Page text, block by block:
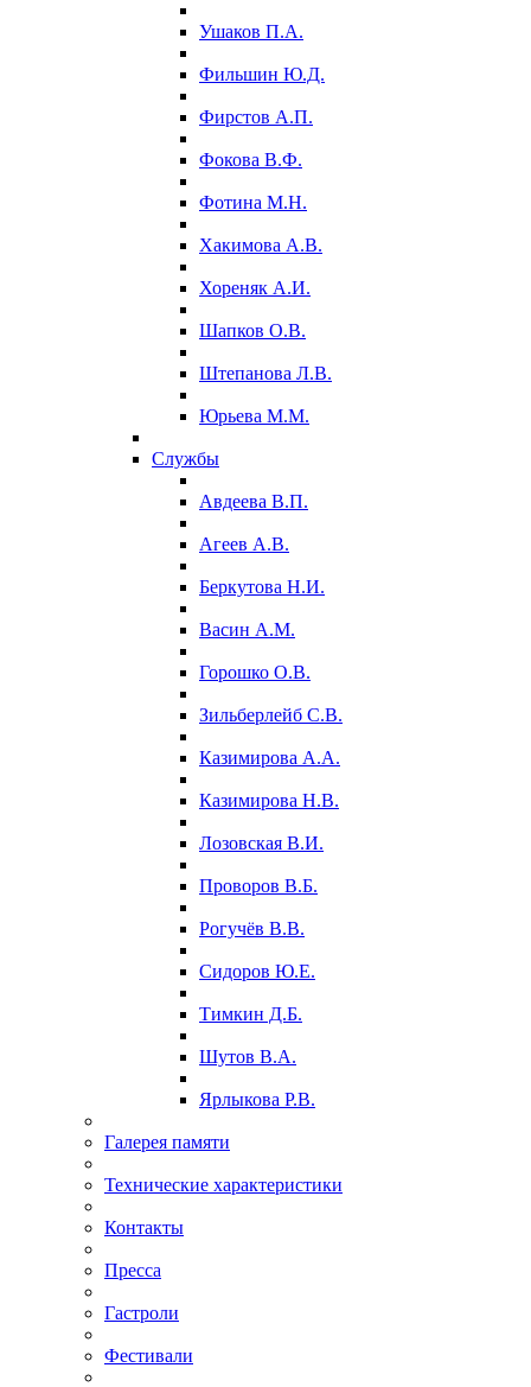
Ушаков П.А.
Фильшин Ю.Д.
Фирстов А.П.
Фокова В.Ф.
Фотина М.Н.
Хакимова А.В.
Хореняк А.И.
Шапков О.В.
Штепанова Л.В.
Юрьева М.М.
Службы
Авдеева В.П.
Агеев А.В.
Беркутова Н.И.
Васин А.М.
Горошко О.В.
Зильберлейб С.В.
Казимирова А.А.
Казимирова Н.В.
Лозовская В.И.
Проворов В.Б.
Рогучёв В.В.
Сидоров Ю.Е.
Тимкин Д.Б.
Шутов В.А.
Ярлыкова Р.В.
Галерея памяти
Технические характеристики
Контакты
Пресса
Гастроли
Фестивали